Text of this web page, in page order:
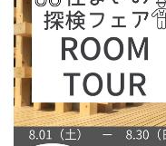
群馬
滋賀
和歌山
鳥取
島根
広島
熊本
大分
宮崎
くの展示場又は店舗にお
応します。お気軽にご相
茨城県
水
栃木県
宇
小山
群馬県
群
伊
熊本県
熊
大分県
大分
宮崎県
宮崎
鹿児島県
鹿